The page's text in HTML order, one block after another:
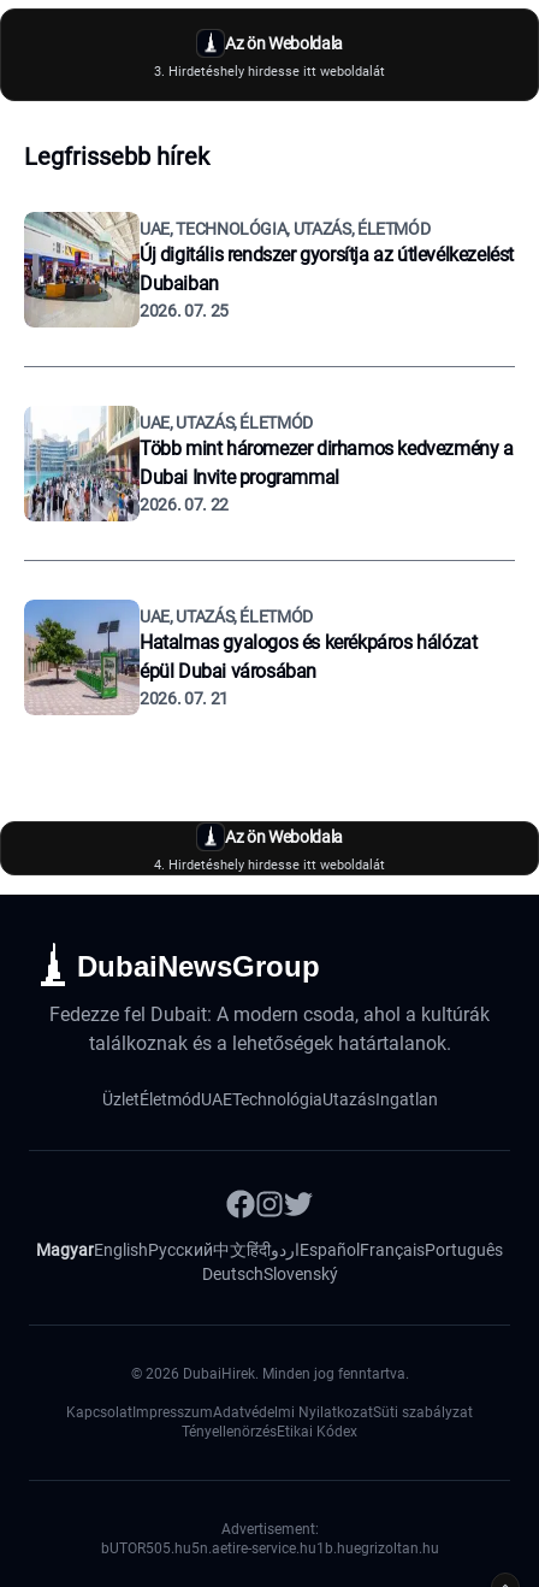
Az ön Weboldala
3. Hirdetéshely hirdesse itt weboldalát
Legfrissebb hírek
UAE, TECHNOLÓGIA, UTAZÁS, ÉLETMÓD
Új digitális rendszer gyorsítja az útlevélkezelést
Dubaiban
2026. 07. 25
UAE, UTAZÁS, ÉLETMÓD
Több mint háromezer dirhamos kedvezmény a
Dubai Invite programmal
2026. 07. 22
UAE, UTAZÁS, ÉLETMÓD
Hatalmas gyalogos és kerékpáros hálózat
épül Dubai városában
2026. 07. 21
Az ön Weboldala
4. Hirdetéshely hirdesse itt weboldalát
DubaiNewsGroup
Fedezze fel Dubait: A modern csoda, ahol a kultúrák
találkoznak és a lehetőségek határtalanok.
ÜzletÉletmódUAETechnológiaUtazásIngatlan
MagyarEnglishРусский中文हिंदीاردوEspañol FrançaisPortuguês
DeutschSlovenský
© 2026 DubaiHirek. Minden jog fenntartva.
Kapcsolat ImpresszumAdatvédelmi NyilatkozatSüti szabályzat
TényellenörzésEtikai Kódex
Advertisement:
bUTOR505.hu5n.aetire-service.hu1b.huegrizoltan.hu